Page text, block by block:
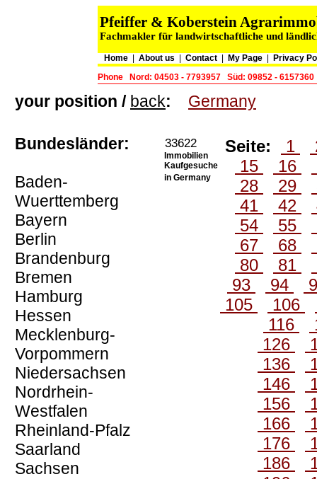
Pfeiffer & Koberstein
Fachmakler für landwirtschaftliche und
Home About us Contact My Page
Privacy
Phone
Nord: 04503 - 7793957 Süd: 09852 - 6157360
your position / back: Germany
Bundesländer:
Baden-
Wuerttemberg
Bayern
Berlin
Brandenburg
Bremen
Hamburg
Hessen
Mecklenburg-
Vorpommern
Niedersachsen
Nordrhein-
Westfalen
Rheinland-Pfalz
Saarland
Sachsen
33622
Immobilien
Kaufgesuche
in Germany
Seite: 1
15
16
28
29
41
42
54
55
67
68
80
81
93
94
105
106
116
126
136
146
156
166
176
186